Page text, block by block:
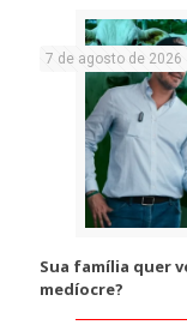
7 de agosto de 2026
Sua família quer
medíocre?